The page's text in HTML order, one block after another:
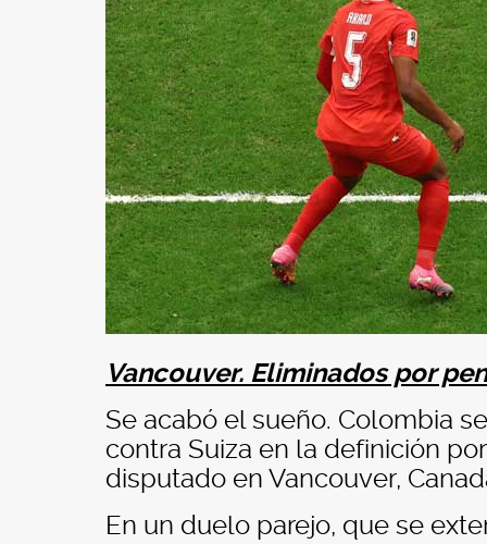
Vancouver. Eliminados por
Se acabó el sueño. Colombia
contra Suiza en la definición
disputado en Vancouver,
En un duelo parejo, que se